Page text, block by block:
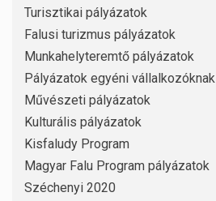
Turisztikai pályázatok
Falusi turizmus pályázatok
Munkahelyteremtő pályázatok
Pályázatok egyéni vállalkozóknak
Művészeti pályázatok
Kulturális pályázatok
Kisfaludy Program
Magyar Falu Program pályázatok
Széchenyi 2020